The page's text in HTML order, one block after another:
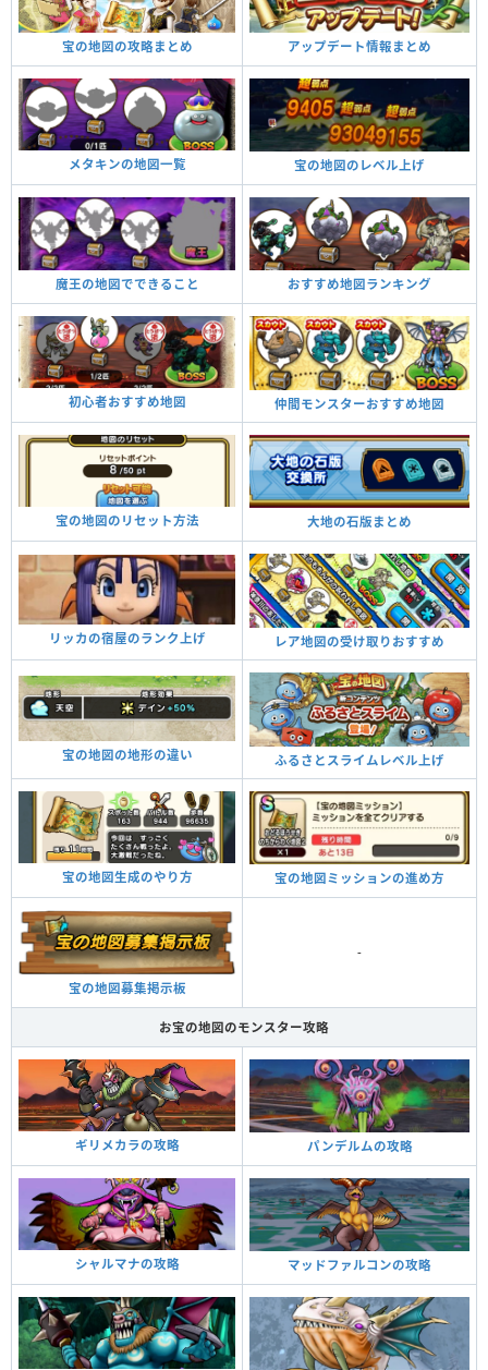
宝の地図の攻略まとめ アップデート情報まとめ
メタキンの地図一覧 宝の地図のレベル上げ
魔王の地図でできること おすすめ地図ランキング
初心者おすすめ地図 仲間モンスターおすすめ地図
宝の地図のリセット方法 大地の石版まとめ
リッカの宿屋のランク上げ レア地図の受け取りおすすめ
宝の地図の地形の違い ふるさとスライムレベル上げ
宝の地図生成のやり方 宝の地図ミッションの進め方
宝の地図募集掲示板
-
お宝の地図のモンスター攻略
ギリメカラの攻略 パンデルムの攻略
シャルマナの攻略 マッドファルコンの攻略